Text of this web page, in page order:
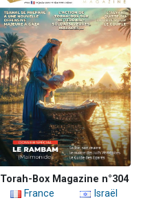
Torah-Box Magazine n°304
France
Israël